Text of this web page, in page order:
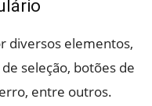
diversos elementos,
seleção, botões de
entre outros.